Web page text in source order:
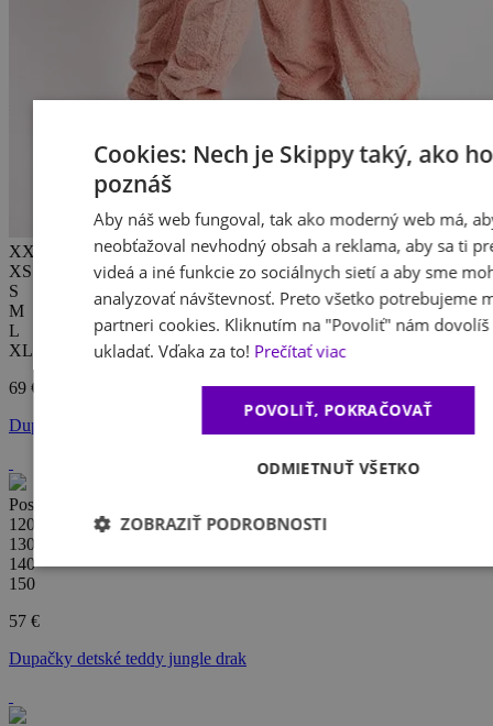
XXS
XS
S
M
L
XL
69 €
Dupačky teddy dusty pink
Posledná šanca
120
130
140
150
57 €
Dupačky detské teddy jungle drak
Cookies: Nech je Skippy taký, ako ho
poznáš
Aby náš web fungoval, tak ako moderný web má,
neobťažoval nevhodný obsah a reklama, aby sa ti
videá a iné funkcie zo sociálnych sietí a aby sme
analyzovať návštevnosť. Preto všetko potrebujeme
partneri cookies. Kliknutím na "Povoliť" nám dovolíš
ukladať. Vďaka za to! Prečítať viac
POVOLIŤ, POKRAČOVAŤ
ODMIETNUŤ VŠETKO
ZOBRAZIŤ PODROBNOSTI